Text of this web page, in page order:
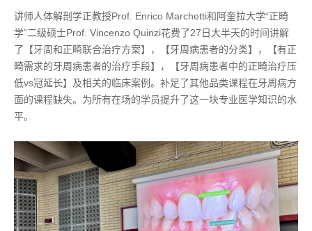
讲师人体解剖学正教授Prof. Enrico Marchetti和阿奎拉大学“正畸
学”二级硕士Prof. Vincenzo Quinzi花费了27日大半天的时间讲解
了【牙周和正畸联合治疗方案】，【牙周病患者的分类】，【有正
畸需求的牙周病患者的治疗手段】，【牙周病患者中的正畸治疗压
低vs冠延长】及相关的临床案例。补足了其他品类课程在牙周病方
面的课程缺失。为所有在场的学员提升了这一块专业医学知识的水
平。